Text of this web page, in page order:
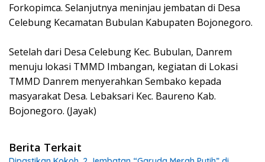
Forkopimca. Selanjutnya meninjau jembatan di Desa
Celebung Kecamatan Bubulan Kabupaten Bojonegoro.
Setelah dari Desa Celebung Kec. Bubulan, Danrem
menuju lokasi TMMD Imbangan, kegiatan di Lokasi
TMMD Danrem menyerahkan Sembako kepada
masyarakat Desa. Lebaksari Kec. Baureno Kab.
Bojonegoro. (Jayak)
Berita Terkait